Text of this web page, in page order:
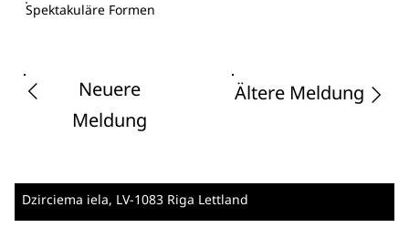
Spektakuläre Formen
Neuere
Meldung
Ältere Meldung
Dzirciema iela, LV-1083 Riga Lettland